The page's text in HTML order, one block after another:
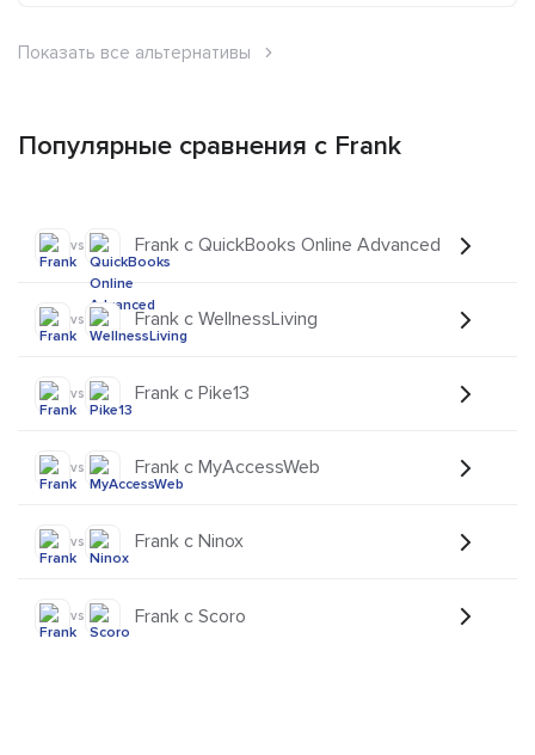
Показать все альтернативы
Популярные сравнения с Frank
vs Frank с QuickBooks Online Advanced
vs Frank с WellnessLiving
vs Frank с Pike13
vs Frank с MyAccessWeb
vs Frank с Ninox
vs Frank с Scoro